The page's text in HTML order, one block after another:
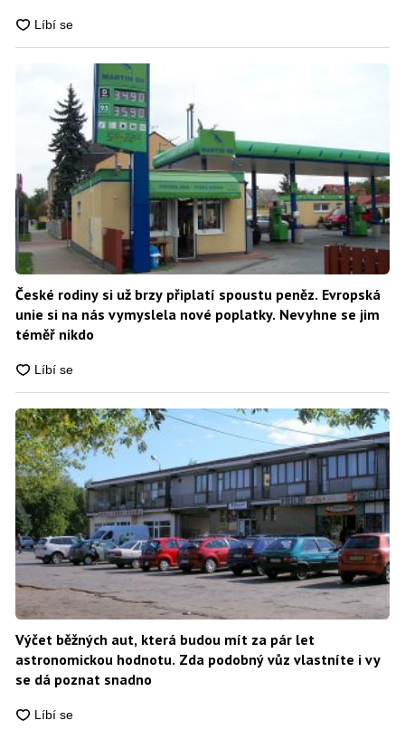
České rodiny si už brzy připlatí spoustu peněz. Evropská
unie si na nás vymyslela nové poplatky. Nevyhne se jim
téměř nikdo
Výčet běžných aut, která budou mít za pár let
astronomickou hodnotu. Zda podobný vůz vlastníte i vy
se dá poznat snadno